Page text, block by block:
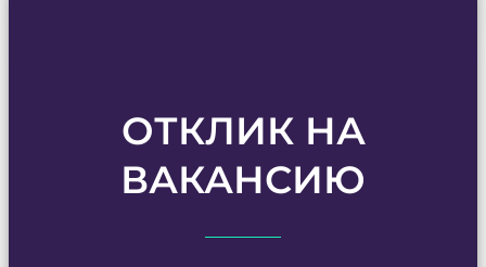
ОТКЛИК НА
ВАКАНСИЮ